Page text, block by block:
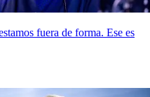
fuera de forma. Ese es